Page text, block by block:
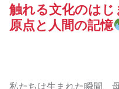
触れる文化のは
原点と人間の記憶
私たちは生まれた瞬間、